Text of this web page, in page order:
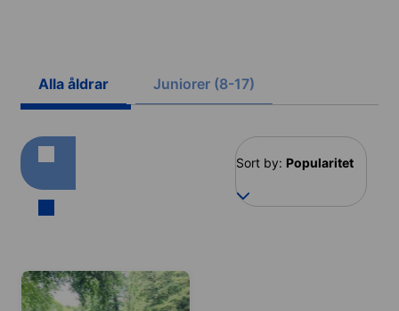
Alla åldrar Juniorer (8-17)
Sort by: Popularitet